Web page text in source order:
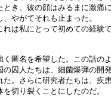
き、彼の顔はみるまに激痛
やがてそれも止まった。
は私にとって初めての経験
匿名を希望した。この話の
囚人たちは、細菌爆弾の開
。さらに研究者たちは、疾
切り裂くことにしたのだ。